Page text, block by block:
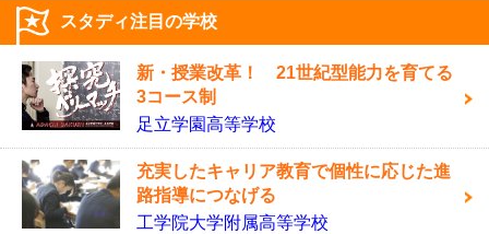
スタディ注目の学校
新・授業改革！ 21世紀型能力を育てる
3コース制
足立学園高等学校
充実したキャリア教育で個性に応じた進
路指導につなげる
工学院大学附属高等学校